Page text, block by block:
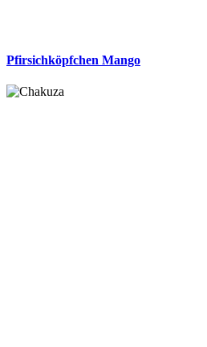
Pfirsichköpfchen Mango